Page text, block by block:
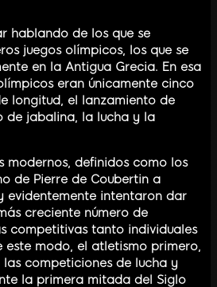
hablando de los que se
juegos olímpicos, los que se
en la Antigua Grecia. En esa
eran únicamente cinco
longitud, el lanzamiento de
de jabalina, la lucha y la
modernos, definidos como los
de Pierre de Coubertin a
evidentemente intentaron dar
creciente número de
competitivas tanto individuales
este modo, el atletismo primero,
las competiciones de lucha y
la primera mitada del Siglo